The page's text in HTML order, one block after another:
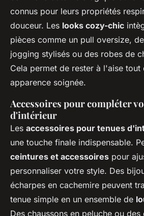
connus pour leurs propriétés
douceur. Les looks cozy-chic
pièces comme un pull oversize,
jogging stylisés ou des robes de
Cela permet de rester à l'aise tout
apparence soignée.
Accessoires pour compléter
d'intérieur
Les accessoires pour tenues
une touche finale indispensable.
ceintures et accessoires pour
personnaliser votre style. Des
écharpes en cachemire peuvent
tenue simple en un ensemble de
Des chaussons en peluche ou des